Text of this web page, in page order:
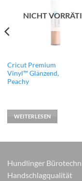
NICHT
Cricut Premium
Vinyl™ Glänzend,
Peachy
WEITERLESEN
Hundlinger
Handschlagqualität